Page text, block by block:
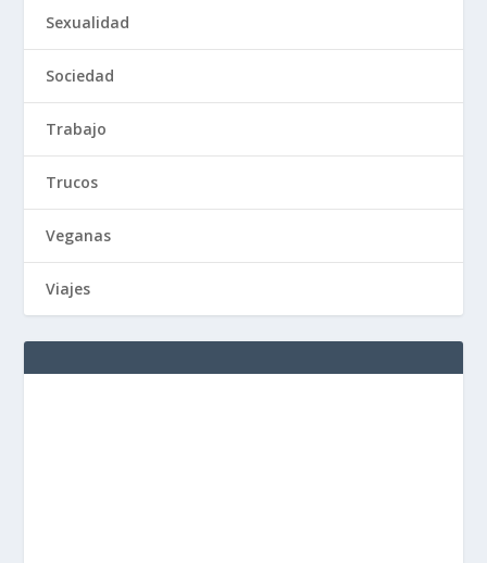
Sexualidad
Sociedad
Trabajo
Trucos
Veganas
Viajes